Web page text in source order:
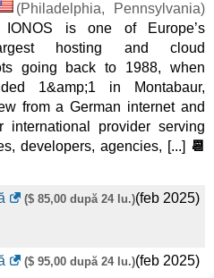
(Philadelphia, Pennsylvania)
IONOS is one of Europe’s
hosting and cloud
going back to 1988, when
1&amp;1 in Montabaur,
from a German internet and
provider serving
developers, agencies, [...] 📆
($ 85,00 după 24 lu.)(feb 2025)
($ 95,00 după 24 lu.)(feb 2025)